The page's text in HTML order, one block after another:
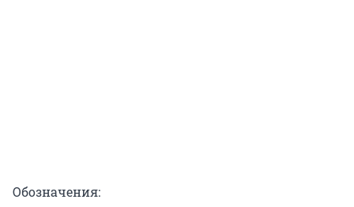
Обозначения: